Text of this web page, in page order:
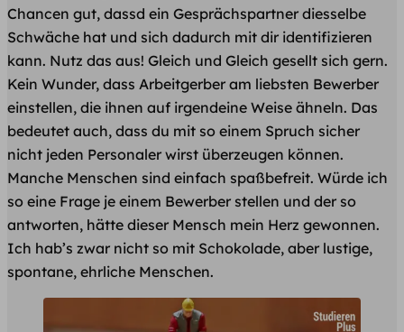
Chancen gut, dassd ein Gesprächspartner diesselbe
Schwäche hat und sich dadurch mit dir identifizieren
kann. Nutz das aus! Gleich und Gleich gesellt sich gern.
Kein Wunder, dass Arbeitgerber am liebsten Bewerber
einstellen, die ihnen auf irgendeine Weise ähneln. Das
bedeutet auch, dass du mit so einem Spruch sicher
nicht jeden Personaler wirst überzeugen können.
Manche Menschen sind einfach spaßbefreit. Würde ich
so eine Frage je einem Bewerber stellen und der so
antworten, hätte dieser Mensch mein Herz gewonnen.
Ich hab’s zwar nicht so mit Schokolade, aber lustige,
spontane, ehrliche Menschen.